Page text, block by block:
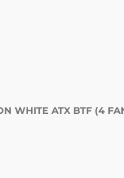
WHITE ATX BTF (4